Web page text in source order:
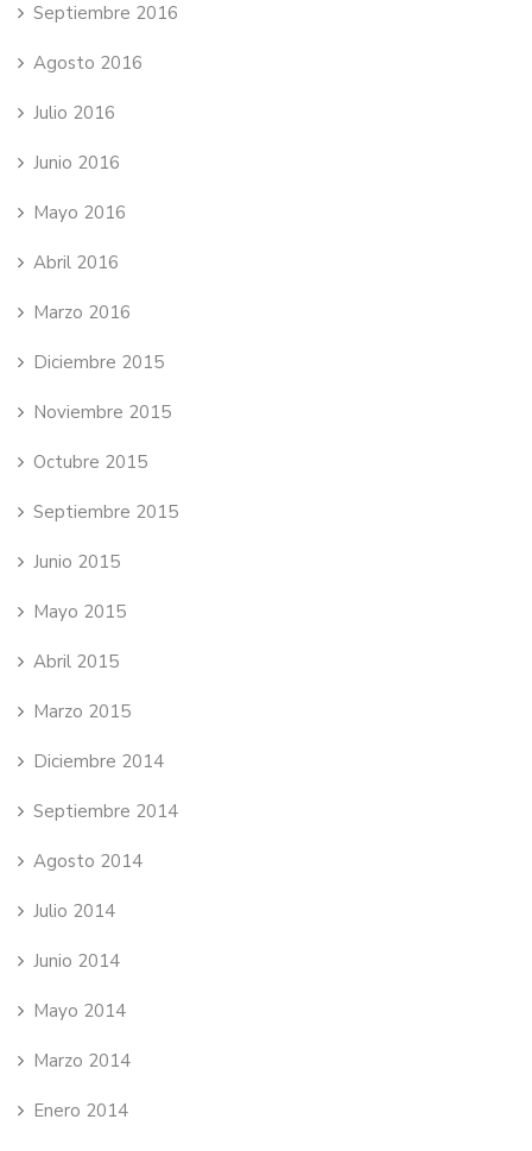
Septiembre 2016
Agosto 2016
Julio 2016
Junio 2016
Mayo 2016
Abril 2016
Marzo 2016
Diciembre 2015
Noviembre 2015
Octubre 2015
Septiembre 2015
Junio 2015
Mayo 2015
Abril 2015
Marzo 2015
Diciembre 2014
Septiembre 2014
Agosto 2014
Julio 2014
Junio 2014
Mayo 2014
Marzo 2014
Enero 2014